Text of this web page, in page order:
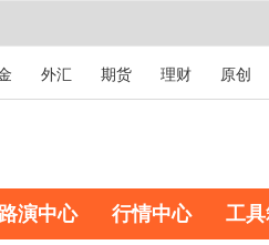
外汇 期货 理财 原创
路演中心 行情中心 工